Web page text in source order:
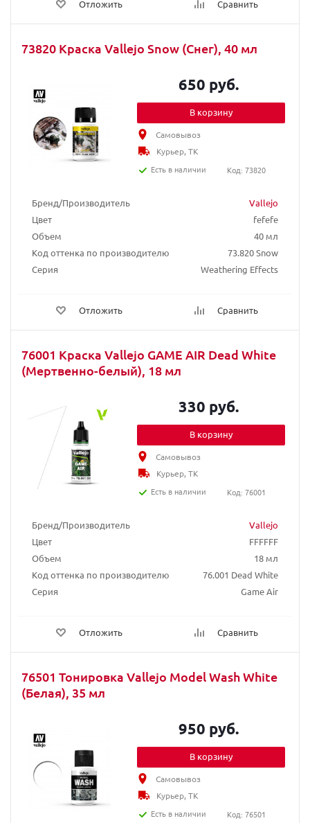
Отложить Сравнить
73820 Краска Vallejo Snow (Снег), 40 мл
Бренд/Производитель
Vallejo
Цвет
fefefe
Объем
40 мл
Код оттенка по производителю
73.820 Snow
Серия
Weathering Effects
Отложить Сравнить
650 руб.
В корзину
Самовывоз
Курьер, ТК
Есть в наличии
Код: 73820
76001 Краска Vallejo GAME AIR Dead White
(Мертвенно-белый), 18 мл
Бренд/Производитель
Vallejo
Цвет
FFFFFF
Объем
18 мл
Код оттенка по производителю
76.001 Dead White
Серия
Game Air
Отложить Сравнить
330 руб.
В корзину
Самовывоз
Курьер, ТК
Есть в наличии
Код: 76001
76501 Тонировка Vallejo Model Wash White
(Белая), 35 мл
950 руб.
В корзину
Самовывоз
Курьер, ТК
Есть в наличии
Код: 76501